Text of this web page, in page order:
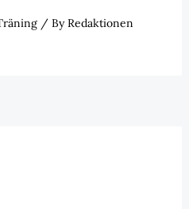
/ ByRedaktionen